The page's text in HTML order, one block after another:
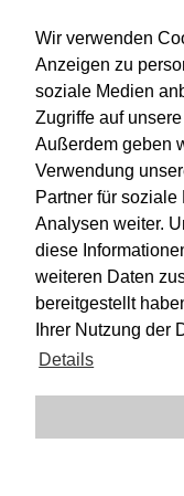
Wir verwenden
Anzeigen zu
soziale Medien
Zugriffe auf
Außerdem geben
Verwendung
Partner für soziale
Analysen weiter.
diese
weiteren Daten
bereitgestellt
Ihrer Nutzung der
Details